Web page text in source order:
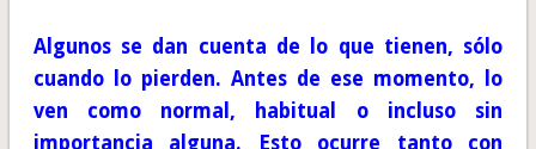
Algunos se dan cuenta de lo que tienen, sólo
cuando lo pierden. Antes de ese momento, lo
ven como normal, habitual o incluso sin
importancia alguna. Esto ocurre tanto con